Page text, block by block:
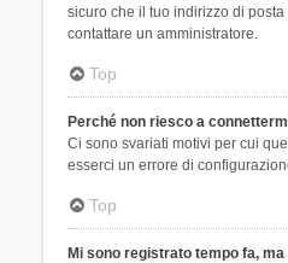
sicuro che il tuo indirizzo di
contattare un amministratore.
Top
Perché non riesco a
Ci sono svariati motivi per cui
esserci un errore di
Top
Mi sono registrato tempo fa,